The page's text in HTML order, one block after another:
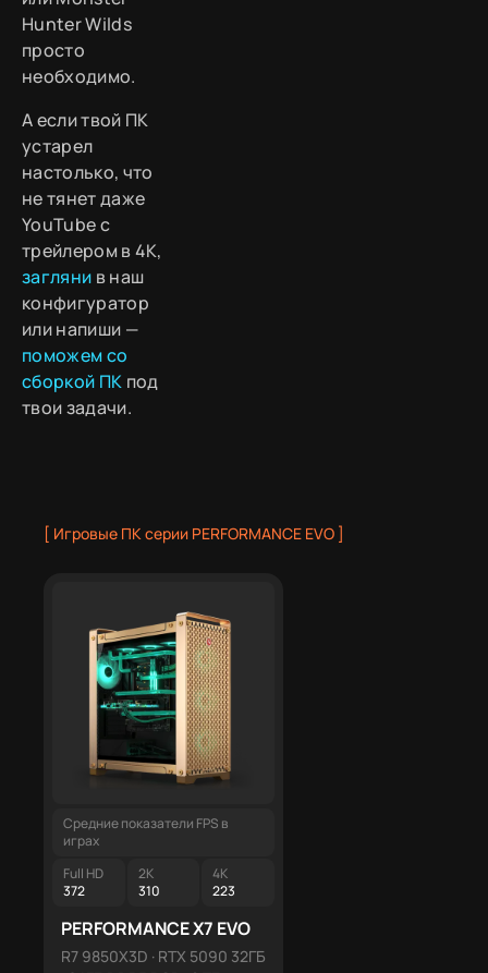
Hunter Wilds
просто
необходимо.
А если твой ПК
устарел
настолько, что
не тянет даже
YouTube с
трейлером в 4K,
загляни в наш
конфигуратор
или напиши —
поможем со
сборкой ПК под
твои задачи.
[ Игровые ПК серии PERFORMANCE EVO ]
Средние показатели FPS в
играх
Full HD
372
2K
310
4K
223
PERFORMANCE X7 EVO
R7 9850X3D · RTX 5090 32ГБ